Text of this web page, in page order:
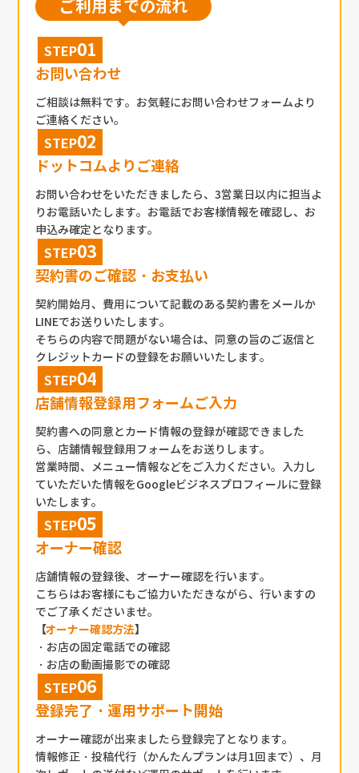
ご利用までの流れ
STEP
お問い合わせ
ご相談は無料です。お気軽にお問い合わせフォームより
ご連絡ください。
STEP
ドットコムよりご連絡
お問い合わせをいただきましたら、3営業日以内に担当よ
りお電話いたします。お電話でお客様情報を確認し、お
申込み確定となります。
STEP
契約書のご確認・お支払い
契約開始月、費用について記載のある契約書をメールか
LINEでお送りいたします。
そちらの内容で問題がない場合は、同意の旨のご返信と
クレジットカードの登録をお願いいたします。
STEP
店舗情報登録用フォームご入力
契約書への同意とカード情報の登録が確認できました
ら、店舗情報登録用フォームをお送りします。
営業時間、メニュー情報などをご入力ください。入力し
ていただいた情報をGoogleビジネスプロフィールに登録
いたします。
STEP
オーナー確認
店舗情報の登録後、オーナー確認を行います。
こちらはお客様にもご協力いただきながら、行いますの
でご了承くださいませ。
オーナー確認方法
・お店の固定電話での確認
・お店の動画撮影での確認
STEP
登録完了・運用サポート開始
オーナー確認が出来ましたら登録完了となります。
情報修正・投稿代行（かんたんプランは月1回まで）、月